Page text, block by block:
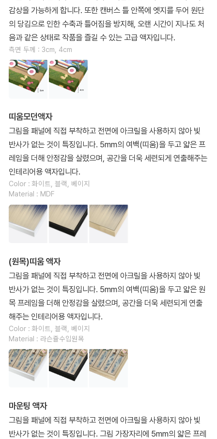
감상을 가능하게 합니다. 또한 캔버스 틀 안쪽에 엣지를 두어 원단
의 당김으로 인한 수축과 틀어짐을 방지해, 오랜 시간이 지나도 처
음과 같은 상태로 작품을 즐길 수 있는 고급 액자입니다.
측면 두께 : 3cm, 4cm
띠움모던액자
그림을 패널에 직접 부착하고 전면에 아크릴을 사용하지 않아 빛
반사가 없는 것이 특징입니다. 5mm의 여백(띠움)을 두고 얇은 프
레임을 더해 안정감을 살렸으며, 공간을 더욱 세련되게 연출해주는
인테리어용 액자입니다.
Color : 화이트, 블랙, 베이지
Material : MDF
(원목)띠움 액자
그림을 패널에 직접 부착하고 전면에 아크릴을 사용하지 않아 빛
반사가 없는 것이 특징입니다. 5mm의 여백(띠움)을 두고 얇은 원
목 프레임을 더해 안정감을 살렸으며, 공간을 더욱 세련되게 연출
해주는 인테리어용 액자입니다.
Color : 화이트, 블랙, 베이지
Material : 라슨쥴수입원목
마운팅 액자
그림을 패널에 직접 부착하고 전면에 아크릴을 사용하지 않아 빛
반사가 없는 것이 특징입니다. 그림 가장자리에 5mm의 얇은 프레